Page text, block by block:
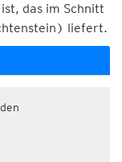
das im Schnitt
liefert.